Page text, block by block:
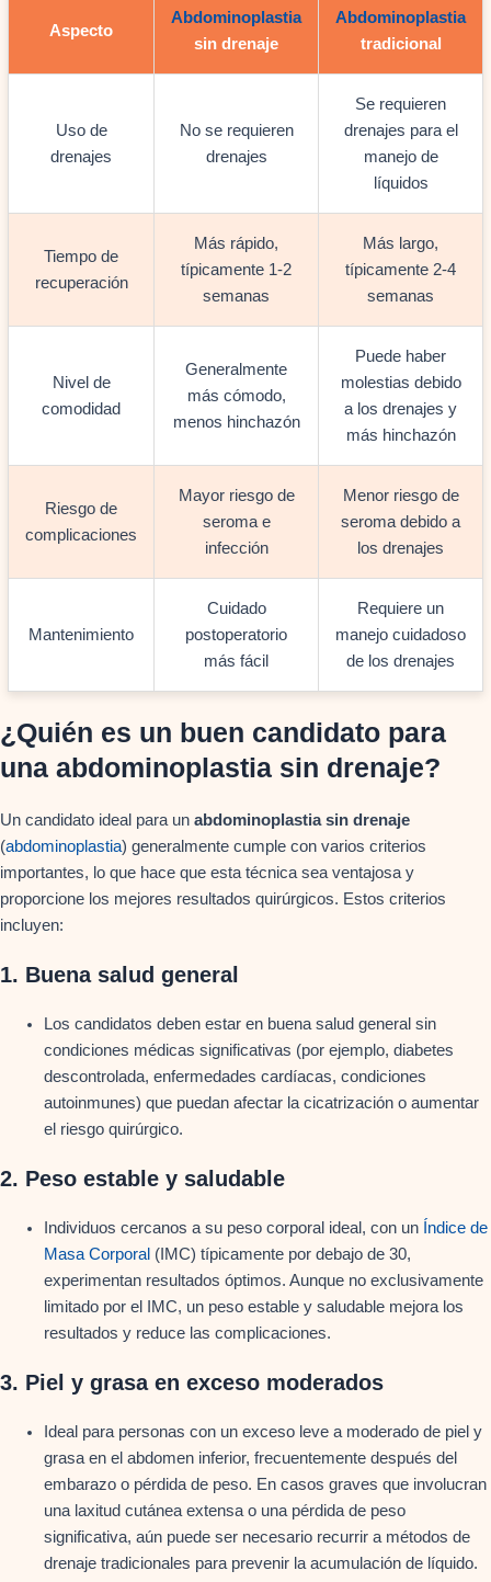
Aspecto
Abdominoplastia
sin drenaje
Abdominoplastia
tradicional
Uso de
drenajes
No se requieren
drenajes
Se requieren
drenajes para el
manejo de
líquidos
Tiempo de
recuperación
Más rápido,
típicamente 1-2
semanas
Más largo,
típicamente 2-4
semanas
Nivel de
comodidad
Generalmente
más cómodo,
menos hinchazón
Puede haber
molestias debido
a los drenajes y
más hinchazón
Riesgo de
complicaciones
Mayor riesgo de
seroma e
infección
Menor riesgo de
seroma debido a
los drenajes
Mantenimiento
Cuidado
postoperatorio
más fácil
Requiere un
manejo cuidadoso
de los drenajes
¿Quién es un buen candidato para
una abdominoplastia sin drenaje?
Un candidato ideal para un abdominoplastia sin drenaje
(abdominoplastia) generalmente cumple con varios criterios
importantes, lo que hace que esta técnica sea ventajosa y
proporcione los mejores resultados quirúrgicos. Estos criterios
incluyen:
1. Buena salud general
Los candidatos deben estar en buena salud general sin
condiciones médicas significativas (por ejemplo, diabetes
descontrolada, enfermedades cardíacas, condiciones
autoinmunes) que puedan afectar la cicatrización o aumentar
el riesgo quirúrgico.
2. Peso estable y saludable
Individuos cercanos a su peso corporal ideal, con un Índice de
Masa Corporal (IMC) típicamente por debajo de 30,
experimentan resultados óptimos. Aunque no exclusivamente
limitado por el IMC, un peso estable y saludable mejora los
resultados y reduce las complicaciones.
3. Piel y grasa en exceso moderados
Ideal para personas con un exceso leve a moderado de piel y
grasa en el abdomen inferior, frecuentemente después del
embarazo o pérdida de peso. En casos graves que involucran
una laxitud cutánea extensa o una pérdida de peso
significativa, aún puede ser necesario recurrir a métodos de
drenaje tradicionales para prevenir la acumulación de líquido.